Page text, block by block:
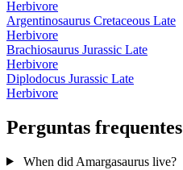
Herbivore
Argentinosaurus Cretaceous Late
Herbivore
Brachiosaurus Jurassic Late
Herbivore
Diplodocus Jurassic Late
Herbivore
Perguntas frequentes
When did Amargasaurus live?